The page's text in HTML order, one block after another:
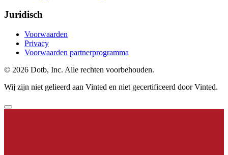
Juridisch
Voorwaarden
Privacy
Voorwaarden partnerprogramma
© 2026 Dotb, Inc. Alle rechten voorbehouden.
Wij zijn niet gelieerd aan Vinted en niet gecertificeerd door Vinted.